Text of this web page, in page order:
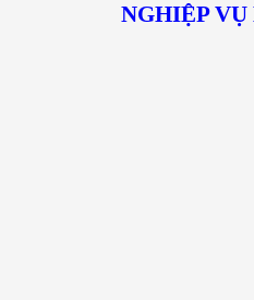
NGHIỆP